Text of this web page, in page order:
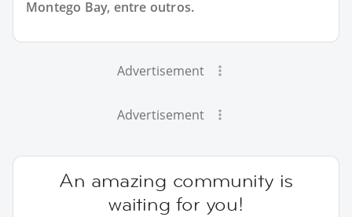
Montego Bay, entre outros.
Advertisement
Advertisement
An amazing community is
waiting for you!